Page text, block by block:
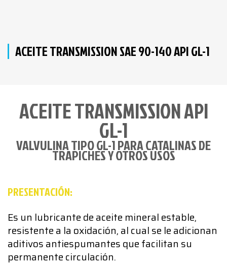
ACEITE TRANSMISSION SAE 90-140 API GL-1
ACEITE TRANSMISSION API
GL-1
VALVULINA TIPO GL-1 PARA CATALINAS DE
TRAPICHES Y OTROS USOS
PRESENTACIÓN:
Es un lubricante de aceite mineral estable,
resistente a la oxidación, al cual se le adicionan
aditivos antiespumantes que facilitan su
permanente circulación.